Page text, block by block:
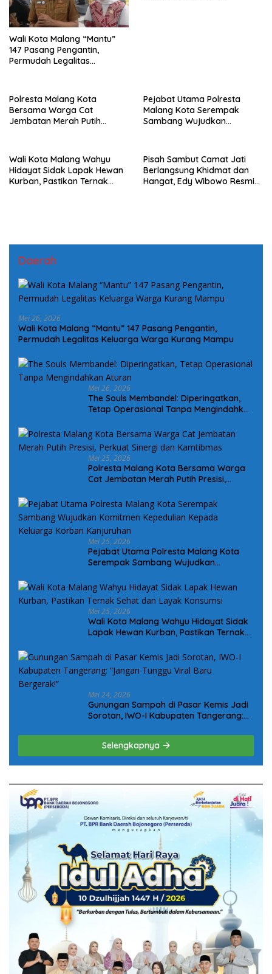
Wali Kota Malang “Mantu”
147 Pasang Pengantin,
Permudah Legalitas
Polresta Malang Kota
Bersama Warga Cat
Jembatan Merah Putih
Pejabat Utama Polresta
Malang Kota Serempak
Sambang Wujudkan
Kanjuruhan
Wali Kota Malang Wahyu
Hidayat Sidak Lapak Hewan
Kurban, Pastikan Ternak
Pisah Sambut Camat Jati
Berlangsung Khidmat dan
Hangat, Edy Wibowo Resmi
Daerah
Mei 26, 2026
Wali Kota Malang “Mantu” 147 Pasang Pengantin,
Permudah Legalitas Keluarga Warga Kurang Mampu
Mei 26, 2026
The Souls Membandel: Diperingatkan,
Tetap Operasional Tanpa Mengindahkan
Mei 25, 2026
Polresta Malang Kota Bersama Warga
Cat Jembatan Merah Putih Presisi,
Mei 25, 2026
Pejabat Utama Polresta Malang Kota
Serempak Sambang Wujudkan
Korban Kanjuruhan
Mei 25, 2026
Wali Kota Malang Wahyu Hidayat Sidak
Lapak Hewan Kurban, Pastikan Ternak
Mei 24, 2026
Gunungan Sampah di Pasar Kemis Jadi
Sorotan, IWO-I Kabupaten Tangerang:
Selengkapnya